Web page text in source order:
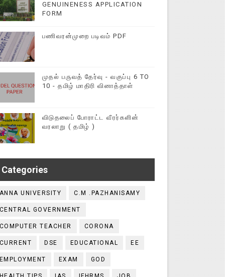
GENUINENESS APPLICATION
FORM
பணிவரன்முறை படிவம் PDF
முதல் பருவத் தேர்வு - வகுப்பு 6 TO
10 - தமிழ் மாதிரி வினாத்தாள்
விடுதலைப் போராட்ட வீரர்களின்
வரலாறு ( தமிழ் )
Categories
ANNA UNIVERSITY C.M .PAZHANISAMY
CENTRAL GOVERNMENT
COMPUTER TEACHER CORONA
CURRENT DSE EDUCATIONAL EE
EMPLOYMENT EXAM GOD